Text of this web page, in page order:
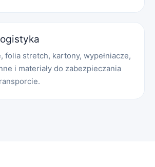
folia stretch, kartony, wypełniacze,
i materiały do zabezpieczania